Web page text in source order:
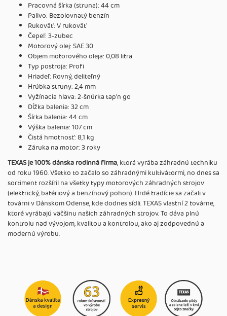
Pracovná šírka (struna): 44 cm
Palivo: Bezolovnatý benzín
Rukoväť: V rukoväť
Čepeľ: 3-zubec
Motorový olej: SAE 30
Objem motorového oleja: 0,08 litra
Typ postroja: Profi
Hriadeľ: Rovný, deliteľný
Hrúbka struny: 2,4 mm
Vyžínacia hlava: 2-šnúrka tap'n go
Dĺžka balenia: 32 cm
Šírka balenia: 44 cm
Výška balenia: 107 cm
Čistá hmotnosť: 8,1 kg
Záruka na motor: 3 roky
TEXAS je 100% dánska rodinná firma, ktorá vyrába záhradnú techniku
od roku 1960. Všetko to začalo so záhradnými kultivátormi, no dnes sa
sortiment rozšíril na všetky typy motorových záhradných strojov
(elektrický, batériový a benzínový pohon). Hrdé tradície sa začali v
továrni v Dánskom Odense, kde dodnes sídli. TEXAS vlastní 2 továrne,
ktoré vyrábajú väčšinu našich záhradných strojov. To dáva plnú
kontrolu nad vývojom, kvalitou a kontrolou, ako aj zodpovednú a
modernú výrobu.